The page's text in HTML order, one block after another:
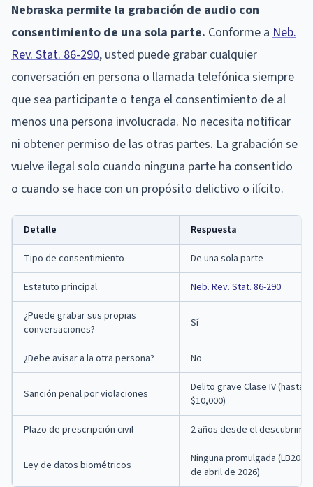
Nebraska permite la grabación de audio con
consentimiento de una sola parte. Conforme a Neb.
Rev. Stat. 86-290, usted puede grabar cualquier
conversación en persona o llamada telefónica siempre
que sea participante o tenga el consentimiento de al
menos una persona involucrada. No necesita notificar
ni obtener permiso de las otras partes. La grabación se
vuelve ilegal solo cuando ninguna parte ha consentido
o cuando se hace con un propósito delictivo o ilícito.
Detalle Respuesta
Tipo de consentimiento De una sola parte
Estatuto principal Neb. Rev. Stat. 86-290
¿Puede grabar sus propias
conversaciones?
Sí
¿Debe avisar a la otra persona? No
Sanción penal por violaciones
Delito grave Clase IV (hasta
$10,000)
Plazo de prescripción civil 2 años desde el
Ley de datos biométricos
Ninguna promulgada
de abril de 2026)